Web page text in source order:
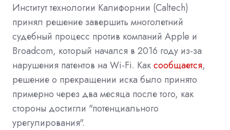
Институт технологии Калифорнии (Caltech)
принял решение завершить многолетний
судебный процесс против компаний Apple и
Broadcom, который начался в 2016 году из-за
нарушения патентов на Wi-Fi. Каксообщается,
решение о прекращении иска было принято
примерно через два месяца после того, как
стороны достигли "потенциального
урегулирования".